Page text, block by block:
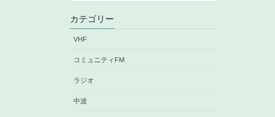
イ
ブ
カテゴリー
VHF
コミュニティFM
ラジオ
中波